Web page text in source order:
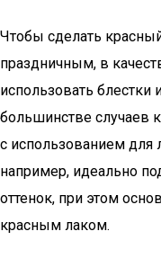
Чтобы сделать
праздничным, в
использовать
большинстве случаев
с использованием для
например, идеально
оттенок, при этом
красным лаком.